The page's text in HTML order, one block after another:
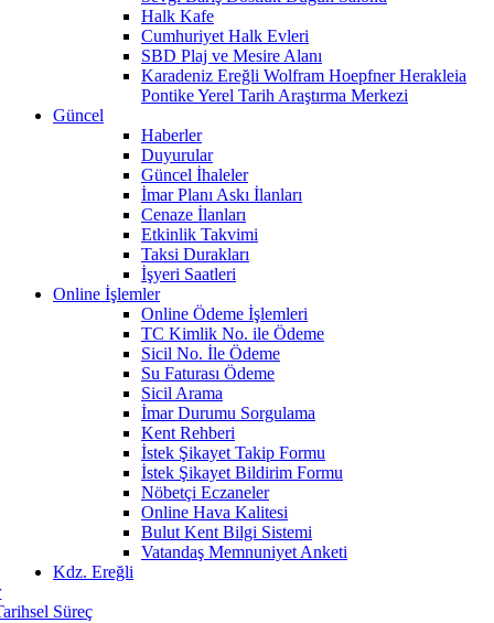
Halk Kafe
Cumhuriyet Halk Evleri
SBD Plaj ve Mesire Alanı
Karadeniz Ereğli Wolfram Hoepfner Herakleia
Pontike Yerel Tarih Araştırma Merkezi
Güncel
Haberler
Duyurular
Güncel İhaleler
İmar Planı Askı İlanları
Cenaze İlanları
Etkinlik Takvimi
Taksi Durakları
İşyeri Saatleri
Online İşlemler
Online Ödeme İşlemleri
TC Kimlik No. ile Ödeme
Sicil No. İle Ödeme
Su Faturası Ödeme
Sicil Arama
İmar Durumu Sorgulama
Kent Rehberi
İstek Şikayet Takip Formu
İstek Şikayet Bildirim Formu
Nöbetçi Eczaneler
Online Hava Kalitesi
Bulut Kent Bilgi Sistemi
Vatandaş Memnuniyet Anketi
Kdz. Ereğli
Süreç